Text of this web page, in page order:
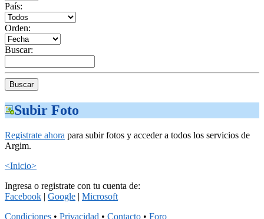
País:
Orden:
Buscar:
Subir Foto
Registrate ahora para subir fotos y acceder a todos los servicios de
Argim.
<Inicio>
Ingresa o registrate con tu cuenta de:
Facebook | Google | Microsoft
Condiciones • Privacidad • Contacto • Foro